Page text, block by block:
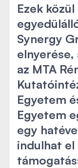
Ezek
Synergy
az MTA
Egyetem
Egyetem
egy
indulhat